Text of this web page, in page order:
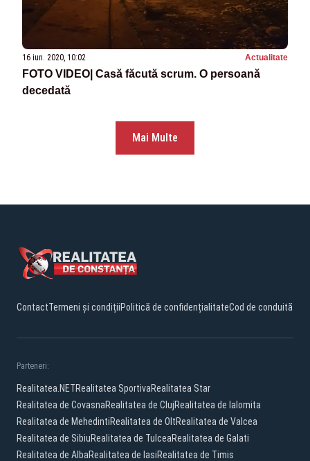
16 iun. 2020, 10:02 Actualitate
FOTO VIDEO| Casă făcută scrum. O persoană
decedată
Mai Multe
ContactTermeni și condițiiPolitică de confidențialitateCod de conduită
Parteneri:
Realitatea.NETRealitatea SportivaRealitatea Star
Realitatea de CovasnaRealitatea de ClujRealitatea de Ialomita
Realitatea de MehedintiRealitatea de OltRealitatea de Valcea
Realitatea de SibiuRealitatea de TulceaRealitatea de Galati
Realitatea de AlbaRealitatea de IasiRealitatea de Timis